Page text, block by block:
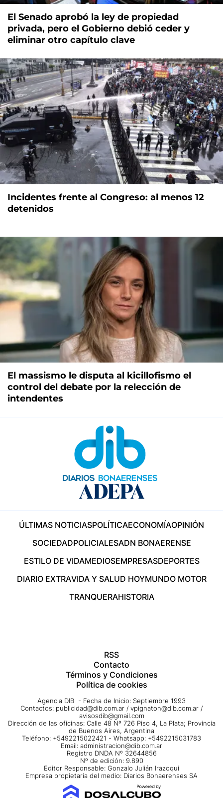
El Senado aprobó la ley de propiedad
privada, pero el Gobierno debió ceder y
eliminar otro capítulo clave
Incidentes frente al Congreso: al menos 12
detenidos
El massismo le disputa al kicillofismo el
control del debate por la relección de
intendentes
ÚLTIMAS NOTICIASPOLÍTICAECONOMÍAOPINIÓN
SOCIEDADPOLICIALESADN BONAERENSE
ESTILO DE VIDAMEDIOSEMPRESASDEPORTES
DIARIO EXTRAVIDA Y SALUD HOYMUNDO MOTOR
TRANQUERAHISTORIA
RSS
Contacto
Términos y Condiciones
Política de cookies
Agencia DIB - Fecha de Inicio: Septiembre 1993
Contactos: publicidad@dib.com.ar / vpignaton@dib.com.ar /
avisosdib@gmail.com
Dirección de las oficinas: Calle 48 Nº 726 Piso 4, La Plata; Provincia
de Buenos Aires, Argentina
Teléfono: +5492215022421 - Whatsapp: +5492215031783
Email: administracion@dib.com.ar
Registro DNDA Nº 32644856
Nº de edición: 9.890
Editor Responsable: Gonzalo Julián Irazoqui
Empresa propietaria del medio: Diarios Bonaerenses SA